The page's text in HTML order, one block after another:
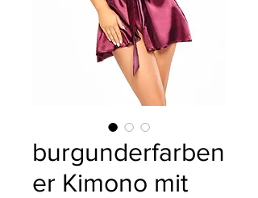
burgunderfarben
er Kimono mit